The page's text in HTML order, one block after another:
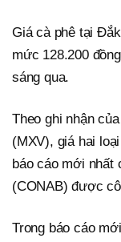
Giá cà phê tại
mức 128.200
sáng qua.
Theo ghi nhận
(MXV), giá hai
báo cáo mới nhất
(CONAB) được
Trong báo cáo